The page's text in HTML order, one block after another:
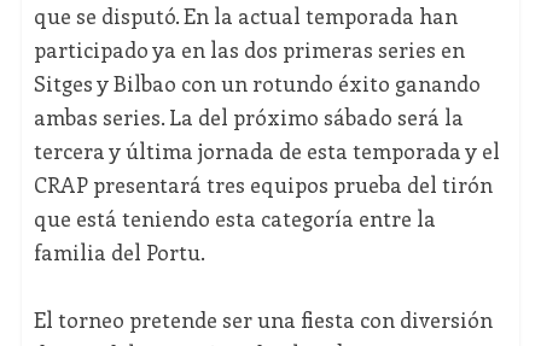
que se disputó. En la actual temporada han
participado ya en las dos primeras series en
Sitges y Bilbao con un rotundo éxito ganando
ambas series. La del próximo sábado será la
tercera y última jornada de esta temporada y el
CRAP presentará tres equipos prueba del tirón
que está teniendo esta categoría entre la
familia del Portu.
El torneo pretende ser una fiesta con diversión